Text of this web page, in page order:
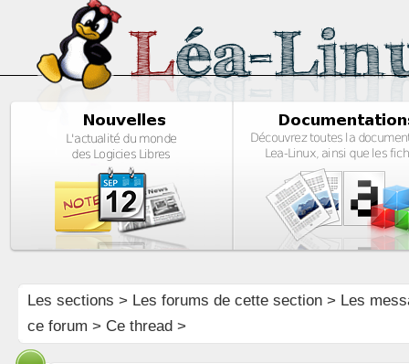
Les sections > Les forums de cette section> Les
ce forum > Ce thread >